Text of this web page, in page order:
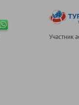
Участник